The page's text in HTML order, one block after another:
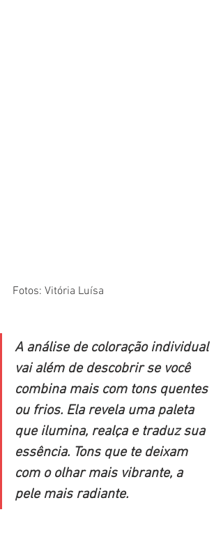
Fotos: Vitória Luísa
A análise de coloração individual
vai além de descobrir se você
combina mais com tons quentes
ou frios. Ela revela uma paleta
que ilumina, realça e traduz sua
essência. Tons que te deixam
com o olhar mais vibrante, a
pele mais radiante.